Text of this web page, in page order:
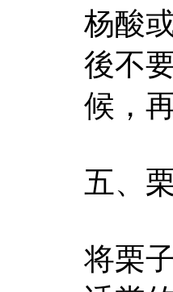
杨酸
後不
候，
五、
将栗